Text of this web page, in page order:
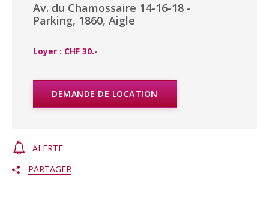
Av. du Chamossaire 14-16-18 -
Parking, 1860, Aigle
Loyer : CHF 30.-
DEMANDE DE LOCATION
ALERTE
PARTAGER